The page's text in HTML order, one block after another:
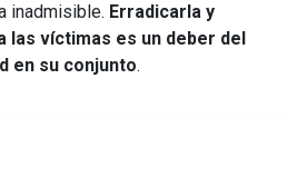
inadmisible. Erradicarla y
las víctimas es un deber del
en su conjunto.